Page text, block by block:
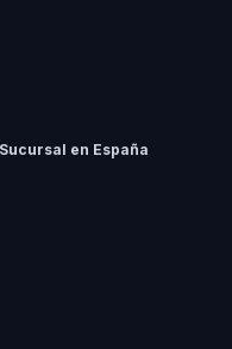
en España